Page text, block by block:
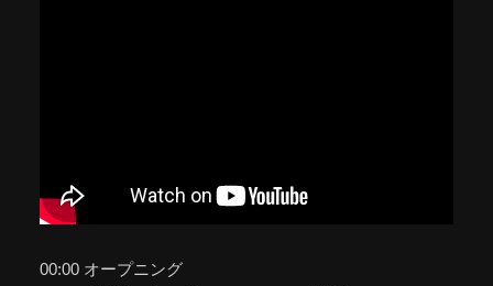
00:00 オープニング